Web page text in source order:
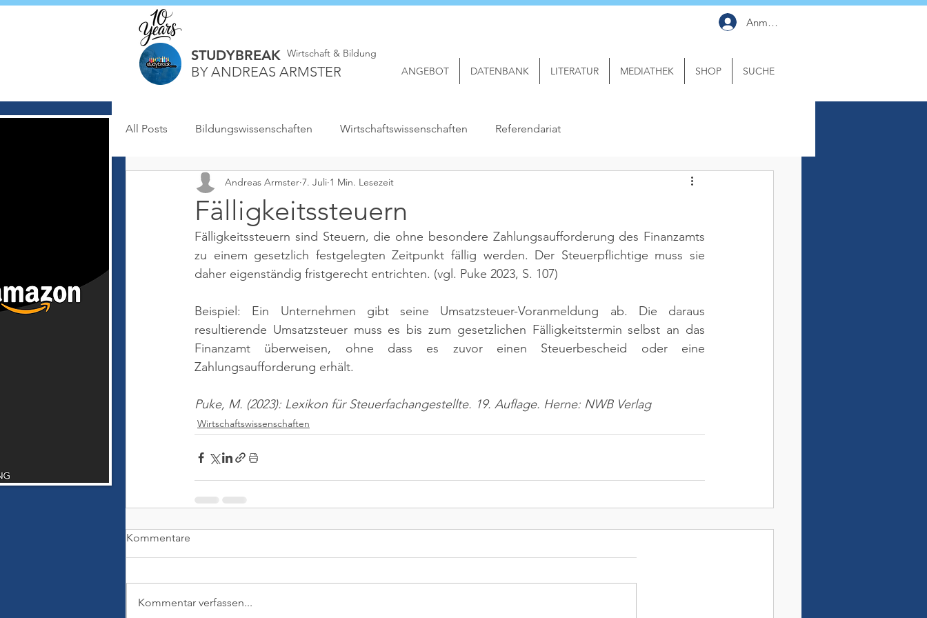
STUDYBREAK
BY ANDREAS ARMSTER
Wirtschaft & Bildung
Anmelden
ANGEBOT DATENBANK LITERATUR MEDIATHEK SHOP SUCHE
All Posts Bildungswissenschaften Wirtschaftswissenschaften Referendariat
Fälligkeitssteuern
Andreas Armster 7. Juli 1 Min. Lesezeit
Fälligkeitssteuern sind Steuern, die ohne besondere Zahlungsaufforderung des Finanzamts
zu einem gesetzlich festgelegten Zeitpunkt fällig werden. Der Steuerpflichtige muss sie
daher eigenständig fristgerecht entrichten. (vgl. Puke 2023, S. 107)
Beispiel: Ein Unternehmen gibt seine Umsatzsteuer-Voranmeldung ab. Die daraus
resultierende Umsatzsteuer muss es bis zum gesetzlichen Fälligkeitstermin selbst an das
Finanzamt überweisen, ohne dass es zuvor einen Steuerbescheid oder eine
Zahlungsaufforderung erhält.
Puke, M. (2023): Lexikon für Steuerfachangestellte. 19. Auflage. Herne: NWB Verlag
Wirtschaftswissenschaften
Kommentare
Kommentar verfassen...